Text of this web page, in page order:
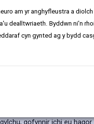
am yr anghyfleustra a
dealltwriaeth. Byddwn ni'n
cyn gynted ag y bydd
opens
in
a
tab
in
ailgylchu. Gall
a bwyd sydd dros ben/â
bin gwyrdd neu gael eu
yn synnu cyn lleied o bethau
bag du.
yn casglu eich bin
ar yr un pryd â'ch bag
gofynnir ichi eu hagor